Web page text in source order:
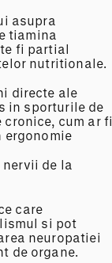
asupra
tiamina
fi partial
nutritionale.
directe ale
in sporturile de
cum ar fi
ergonomie
de la
care
si pot
neuropatiei
de organe.